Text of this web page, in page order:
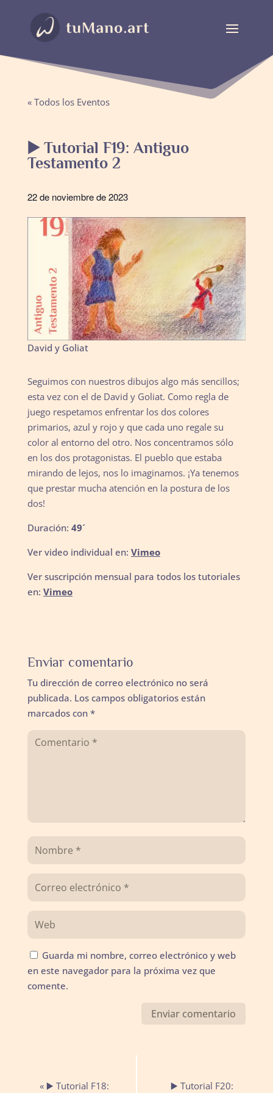
« Todos los Eventos
▶️ Tutorial F19: Antiguo
Testamento 2
22 de noviembre de 2023
David y Goliat
Seguimos con nuestros dibujos algo más sencillos;
esta vez con el de David y Goliat. Como regla de
juego respetamos enfrentar los dos colores
primarios, azul y rojo y que cada uno regale su
color al entorno del otro. Nos concentramos sólo
en los dos protagonistas. El pueblo que estaba
mirando de lejos, nos lo imaginamos. ¡Ya tenemos
que prestar mucha atención en la postura de los
dos!
Duración: 49´
Ver video individual en: Vimeo
Ver suscripción mensual para todos los tutoriales
en: Vimeo
Enviar comentario
Tu dirección de correo electrónico no será
publicada. Los campos obligatorios están
marcados con *
Guarda mi nombre, correo electrónico y web
en este navegador para la próxima vez que
comente.
Navegación
« ▶️ Tutorial F18: ▶️ Tutorial F20: